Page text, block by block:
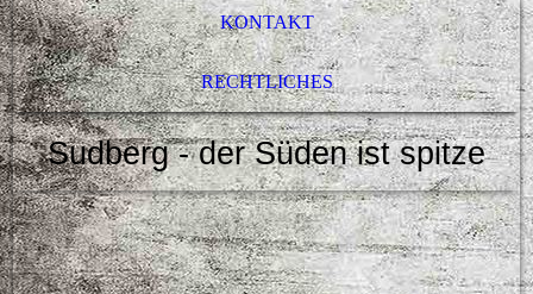
KONTAKT
RECHTLICHES
Sudberg - der Süden ist spitze